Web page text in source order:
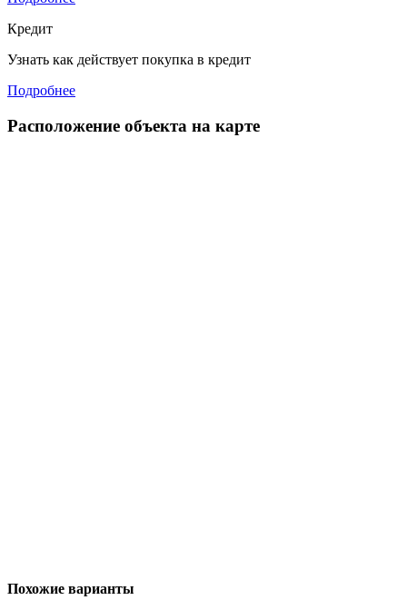
Кредит
Узнать как действует покупка в кредит
Подробнее
Расположение объекта на карте
Похожие варианты